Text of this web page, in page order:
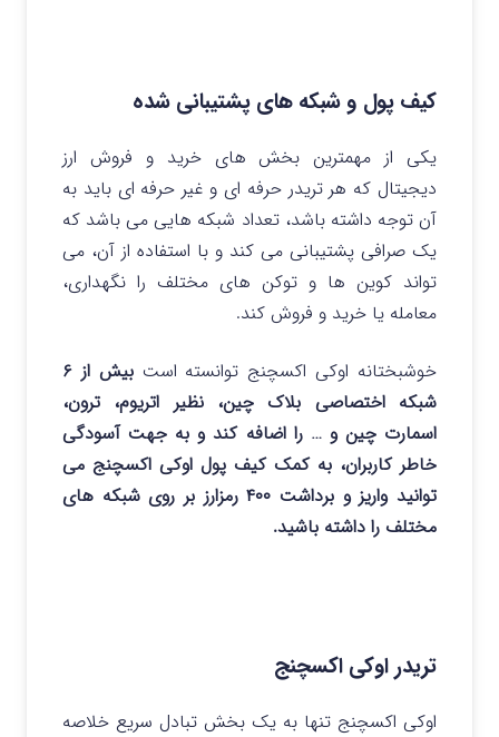
کیف پول و شبکه های پشتیبانی شده
یکی از مهمترین بخش های خرید و فروش ارز
دیجیتال که هر تریدر حرفه ای و غیر حرفه ای باید به
آن توجه داشته باشد، تعداد شبکه هایی می باشد که
یک صرافی پشتیبانی می کند و با استفاده از آن، می
تواند کوین ها و توکن های مختلف را نگهداری،
معامله یا خرید و فروش کند.
خوشبختانه اوکی اکسچنج توانسته است
بیش از ۶
شبکه اختصاصی بلاک چین، نظیر اتریوم، ترون،
اسمارت چین و … را اضافه کند و به جهت آسودگی
خاطر کاربران، به کمک کیف پول اوکی اکسچنج می
توانید واریز و برداشت ۴۰۰ رمزارز بر روی شبکه های
مختلف را داشته باشید.
تریدر اوکی اکسچنج
اوکی اکسچنج تنها به یک بخش تبادل سریع خلاصه